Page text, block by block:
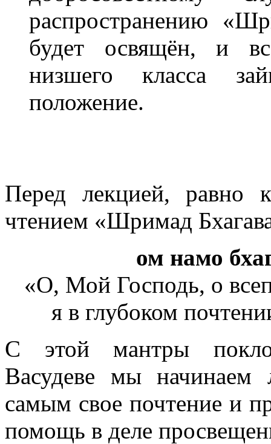
распространению
будет освящён, и
низшего класса
положение.
Перед лекцией, равно
чтением «Шримад
ом намо
«О, Мой Господь, о
я в глубоком
С этой мантры
Васудеве мы
самым свое почтение и
помощь в деле